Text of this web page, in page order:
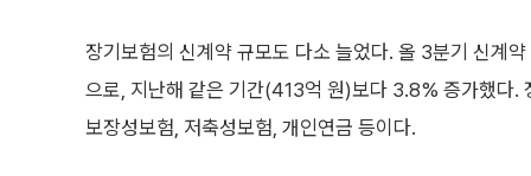
장기보험의 신계약 규모도 다소 늘었다. 올 3분기 신계
으로, 지난해 같은 기간(413억 원)보다 3.8% 증가했다.
보장성보험, 저축성보험, 개인연금 등이다.